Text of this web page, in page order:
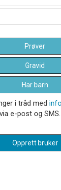
Prøver
Gravid
Har barn
i tråd med
e-post og
Opprett bruker